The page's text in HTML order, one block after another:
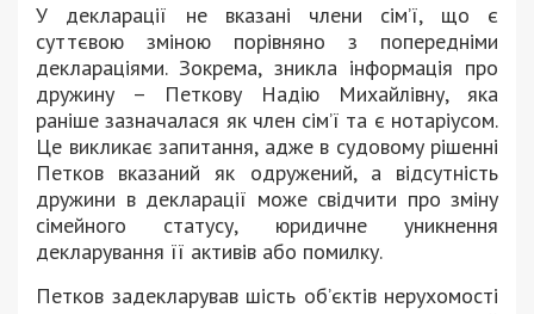
У декларації не вказані члени сім’ї, що є
суттєвою зміною порівняно з попередніми
деклараціями. Зокрема, зникла інформація про
дружину – Петкову Надію Михайлівну, яка
раніше зазначалася як член сім’ї та є нотаріусом.
Це викликає запитання, адже в судовому рішенні
Петков вказаний як одружений, а відсутність
дружини в декларації може свідчити про зміну
сімейного статусу, юридичне уникнення
декларування її активів або помилку.
Петков задекларував шість об’єктів нерухомості